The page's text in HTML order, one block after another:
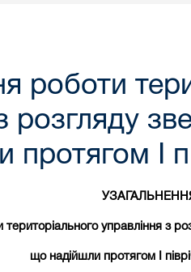
роботи
розгляду
протягом І
територіального управління з
що надійшли протягом І